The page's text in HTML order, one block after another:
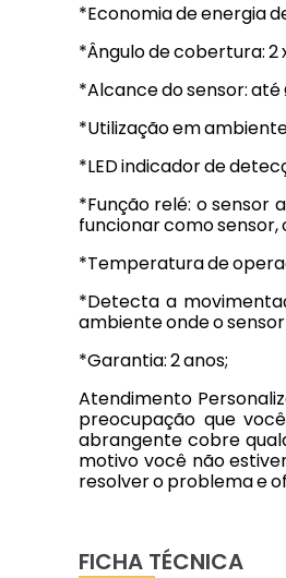
*Economia de energia
*Ângulo de cobertura: 2
*Alcance do sensor: até
*Utilização em
*LED indicador de
*Função relé: o sensor
funcionar como
*Temperatura de
*Detecta a
ambiente onde o
*Garantia: 2 anos;
Atendimento
preocupação que
abrangente cobre
motivo você não
resolver o problema e
FICHA TÉCNICA